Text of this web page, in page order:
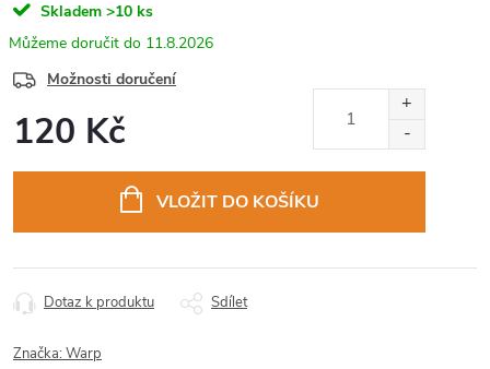
Skladem >10 ks
11.8.2026
Možnosti doručení
120 Kč
VLOŽIT DO KOŠÍKU
Dotaz k produktu Sdílet
Značka:Warp